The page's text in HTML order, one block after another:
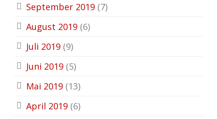
September 2019 (7)
August 2019 (6)
Juli 2019 (9)
Juni 2019 (5)
Mai 2019 (13)
April 2019 (6)